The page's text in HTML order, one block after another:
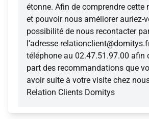
étonne. Afin de comprendre cette
et pouvoir nous améliorer auriez-
possibilité de nous recontacter
l’adresse
téléphone au 02.47.51.97.00 afin
part des recommandations que
avoir suite à votre visite chez
Relation Clients Domitys